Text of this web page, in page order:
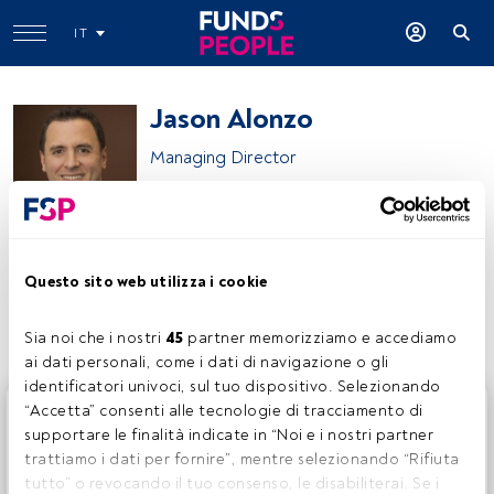
Questo sito web utilizza i cookie
Sia noi che i nostri 45 partner memorizziamo e accediamo
ai dati personali, come i dati di navigazione o gli
identificatori univoci, sul tuo dispositivo. Selezionando
“Accetta” consenti alle tecnologie di tracciamento di
supportare le finalità indicate in “Noi e i nostri partner
trattiamo i dati per fornire”, mentre selezionando “Rifiuta
tutto” o revocando il tuo consenso, le disabiliterai. Se i
IT
Jason Alonzo
Managing Director
Condividi:
Questo è un articolo riservato agli utenti FundsPeople. Se
sei già registrato, accedi tramite il pulsante Login. Se non
hai ancora un account, ti invitiamo a registrarti per scoprire
tutti i contenuti che FundsPeople ha da offrire.